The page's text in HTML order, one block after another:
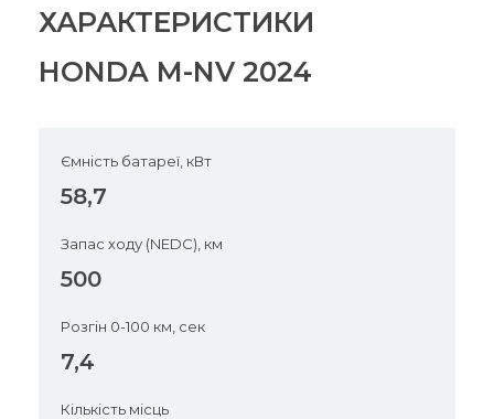
ХАРАКТЕРИСТИКИ
HONDA M-NV 2024
Ємність батареї, кВт
58,7
Запас ходу (NEDC), км
500
Розгін 0-100 км, сек
7,4
Кількість місць